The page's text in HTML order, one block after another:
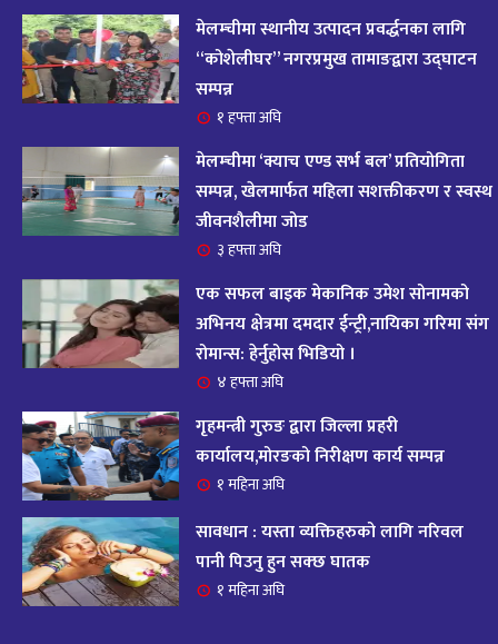
१४ आज २०८२ साल भदौ १६ गते सोमबारको राशिफल
११ महिना अघि
१५
आजको राशिफल : २०८२ भदौ १२ गते बिहीवार, २८
अगस्ट २०२५
११ महिना अघि
१६ आजको राशिफल – २०८२ साल भाद्र १० गते, मंगलबार
१७ आजको राशिफल – २०८२ साल भाद्र १० गते, मंगलबार
११ महिना अघि
१८
आजको राशिफल : आइतवार, ८ भदौ २०८२ (२४ अगस्ट
२०२५)
११ महिना अघि
१९ आजको राशिफल २०८२ भदाै ४ गते, बुधवार
११ महिना अघि
मेलम्चीमा स्थानीय उत्पादन प्रवर्द्धनका लागि
“कोशेलीघर” नगरप्रमुख तामाङद्वारा उद्घाटन
सम्पन्न
१ हफ्ता अघि
मेलम्चीमा ‘क्याच एण्ड सर्भ बल’ प्रतियोगिता
सम्पन्न, खेलमार्फत महिला सशक्तीकरण र स्वस्थ
जीवनशैलीमा जोड
३ हफ्ता अघि
एक सफल बाइक मेकानिक उमेश सोनामको
अभिनय क्षेत्रमा दमदार ईन्ट्री,नायिका गरिमा संग
रोमान्स: हेर्नुहोस भिडियो ।
४ हफ्ता अघि
गृहमन्त्री गुरुङ द्वारा जिल्ला प्रहरी
कार्यालय,मोरङको निरीक्षण कार्य सम्पन्न
१ महिना अघि
सावधान : यस्ता व्यक्तिहरुको लागि नरिवल
पानी पिउनु हुन सक्छ घातक
१ महिना अघि